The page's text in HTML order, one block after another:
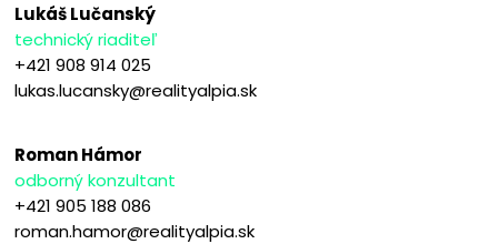
Lukáš Lučanský
technický riaditeľ
+421 908 914 025
lukas.lucansky@realityalpia.sk
Roman Hámor
odborný konzultant
+421 905 188 086
roman.hamor@realityalpia.sk